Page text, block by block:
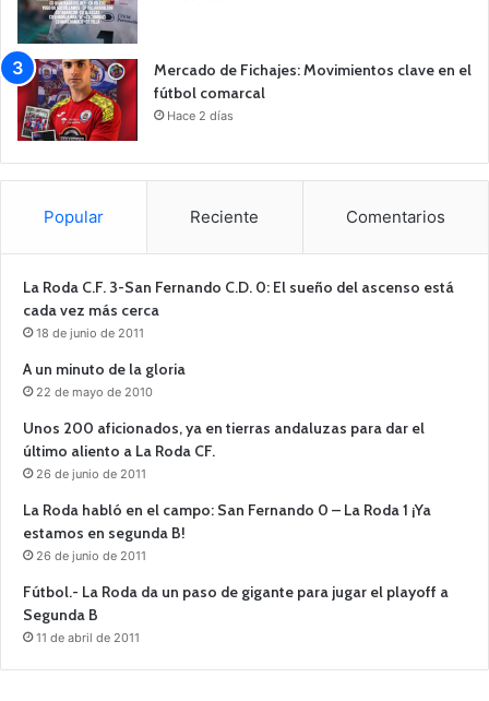
Mercado de Fichajes: Movimientos clave en el
fútbol comarcal
Hace 2 días
Popular Reciente Comentarios
La Roda C.F. 3-San Fernando C.D. 0: El sueño del ascenso está
cada vez más cerca
18 de junio de 2011
A un minuto de la gloria
22 de mayo de 2010
Unos 200 aficionados, ya en tierras andaluzas para dar el
último aliento a La Roda CF.
26 de junio de 2011
La Roda habló en el campo: San Fernando 0 – La Roda 1 ¡Ya
estamos en segunda B!
26 de junio de 2011
Fútbol.- La Roda da un paso de gigante para jugar el playoff a
Segunda B
11 de abril de 2011